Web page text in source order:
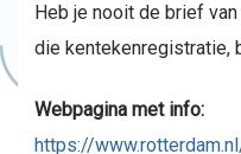
Heb je nooit de brief
die kentekenregistratie,
Webpagina met info:
https://